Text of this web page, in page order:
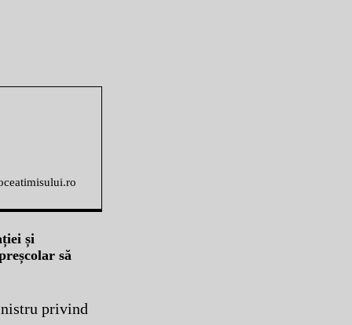
și
să
privind